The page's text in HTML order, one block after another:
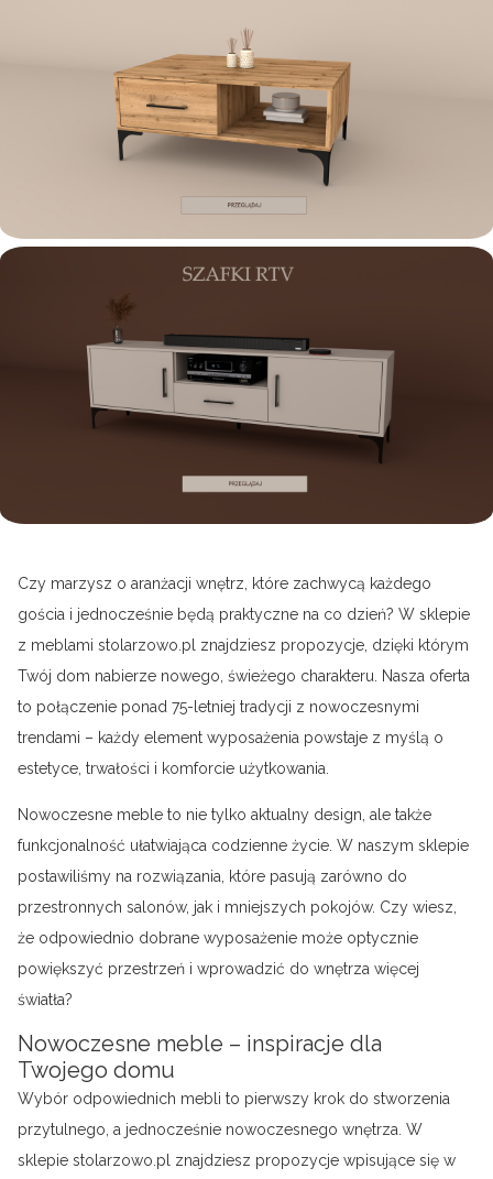
Czy marzysz o aranżacji wnętrz, które zachwycą każdego
gościa i jednocześnie będą praktyczne na co dzień? W sklepie
z meblami stolarzowo.pl znajdziesz propozycje, dzięki którym
Twój dom nabierze nowego, świeżego charakteru. Nasza oferta
to połączenie ponad 75-letniej tradycji z nowoczesnymi
trendami – każdy element wyposażenia powstaje z myślą o
estetyce, trwałości i komforcie użytkowania.
Nowoczesne meble to nie tylko aktualny design, ale także
funkcjonalność ułatwiająca codzienne życie. W naszym sklepie
postawiliśmy na rozwiązania, które pasują zarówno do
przestronnych salonów, jak i mniejszych pokojów. Czy wiesz,
że odpowiednio dobrane wyposażenie może optycznie
powiększyć przestrzeń i wprowadzić do wnętrza więcej
światła?
Nowoczesne meble – inspiracje dla
Twojego domu
Wybór odpowiednich mebli to pierwszy krok do stworzenia
przytulnego, a jednocześnie nowoczesnego wnętrza. W
sklepie stolarzowo.pl znajdziesz propozycje wpisujące się w